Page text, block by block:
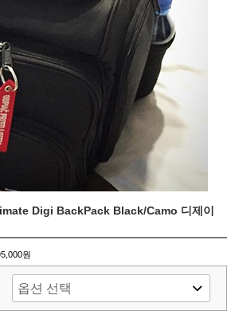
Digi BackPack Black/Camo 디제이
원